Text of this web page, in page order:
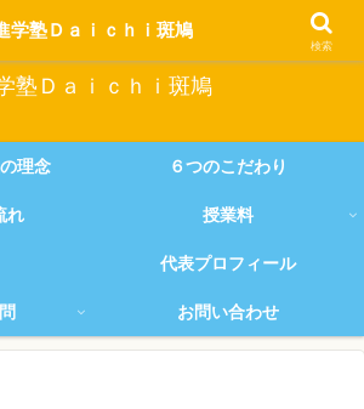
伸ばす』ことにこだわり続ける進学塾
塾Ｄａｉｃｈｉ斑鳩
理念 ６つのこだわり
れ 授業料
代表プロフィール
お問い合わせ
学塾Ｄａｉｃｈｉ斑鳩
検索